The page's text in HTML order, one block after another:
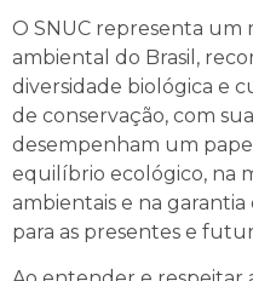
O SNUC representa um
ambiental do Brasil,
diversidade biológica e
de conservação, com
desempenham um
equilíbrio ecológico, na
ambientais e na
para as presentes e